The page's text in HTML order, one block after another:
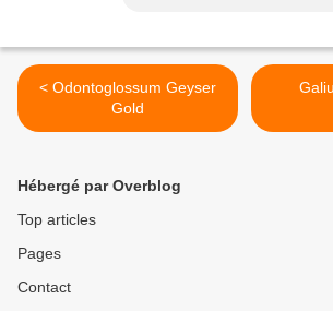
< Odontoglossum Geyser
Gold
Hébergé par Overblog
Top articles
Pages
Contact